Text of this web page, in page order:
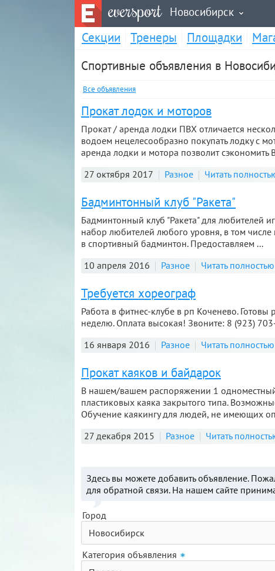
eversport Новосибирск
Секции Тренеры Площадки
Спортивные объявления в
Все объявления
Прокат лодок и моторов
Прокат / аренда лодки ПВХ отличается
водоем нецелесообразно покупать лодку с
аренда лодки и мотора позволит сэкономить
27 октября 2017
Разное Читать
Бадминтонный клуб "Ракета"
Бадминтонный клуб "Ракета" для любителей
набор любителей любого уровня, в том
в спортивный бадминтон. Предоставляем ...
10 апреля 2016
Разное Читать полностью
Требуется хореограф
Работа в фитнес-клубе в рп Коченево.
неделю. Оплата высокая! Звоните: 8 (923)
16 января 2016
Разное Читать полностью
Прокат каяков и байдарок
В нашем/вашем распоряжении 1
пластиковых каяка закрытого типа.
Обучение каякингу для людей, не имеющих
27 декабря 2015
Разное Читать
Здесь вы можете добавить объявление.
для обратной связи. На нашем сайте
Город
Категория объявления